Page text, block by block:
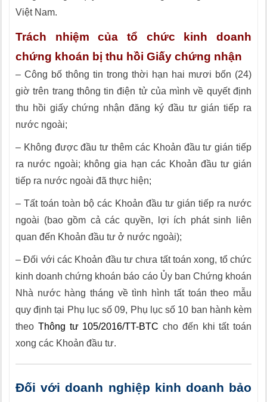
Việt Nam.
Trách nhiệm của tổ chức kinh doanh
chứng khoán bị thu hồi Giấy chứng nhận
– Công bố thông tin trong thời hạn hai mươi bốn (24)
giờ trên trang thông tin điện tử của mình về quyết định
thu hồi giấy chứng nhận đăng ký đầu tư gián tiếp ra
nước ngoài;
– Không được đầu tư thêm các Khoản đầu tư gián tiếp
ra nước ngoài; không gia hạn các Khoản đầu tư gián
tiếp ra nước ngoài đã thực hiện;
– Tất toán toàn bộ các Khoản đầu tư gián tiếp ra nước
ngoài (bao gồm cả các quyền, lợi ích phát sinh liên
quan đến Khoản đầu tư ở nước ngoài);
– Đối với các Khoản đầu tư chưa tất toán xong, tổ chức
kinh doanh chứng khoán báo cáo Ủy ban Chứng khoán
Nhà nước hàng tháng về tình hình tất toán theo mẫu
quy định tại Phụ lục số 09, Phụ lục số 10 ban hành kèm
theo Thông tư 105/2016/TT-BTC cho đến khi tất toán
xong các Khoản đầu tư.
Đối với doanh nghiệp kinh doanh bảo